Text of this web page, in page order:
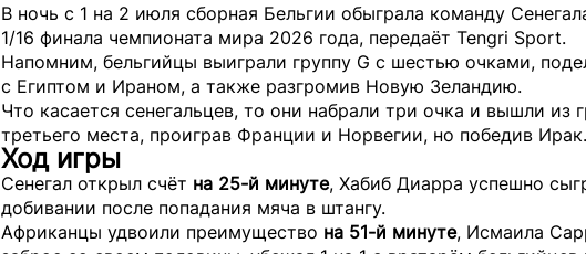
В ночь с 1 на 2 июля сборная Бельгии обыграла команду
1/16 финала чемпионата мира 2026 года, передаёт Tengri Sport.
Напомним, бельгийцы выиграли группу G с шестью очками,
с Египтом и Ираном, а также разгромив Новую Зеландию.
Что касается сенегальцев, то они набрали три очка и вышли из
третьего места, проиграв Франции и Норвегии, но победив Ирак.
Ход игры
Сенегал открыл счёт на 25-й минуте, Хабиб Диарра успешно
добивании после попадания мяча в штангу.
Африканцы удвоили преимущество на 51-й минуте, Исмаила